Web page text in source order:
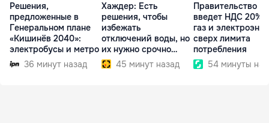
Решения,
предложенные в
Генеральном плане
«Кишинёв 2040»:
электробусы и метро
36 минут назад
Хаждер: Есть
решения, чтобы
избежать
отключений воды, но
их нужно срочно
внедрить
45 минут назад
Правительство
введет НДС 20%
газ и
сверх лимита
потребления
54 минуты